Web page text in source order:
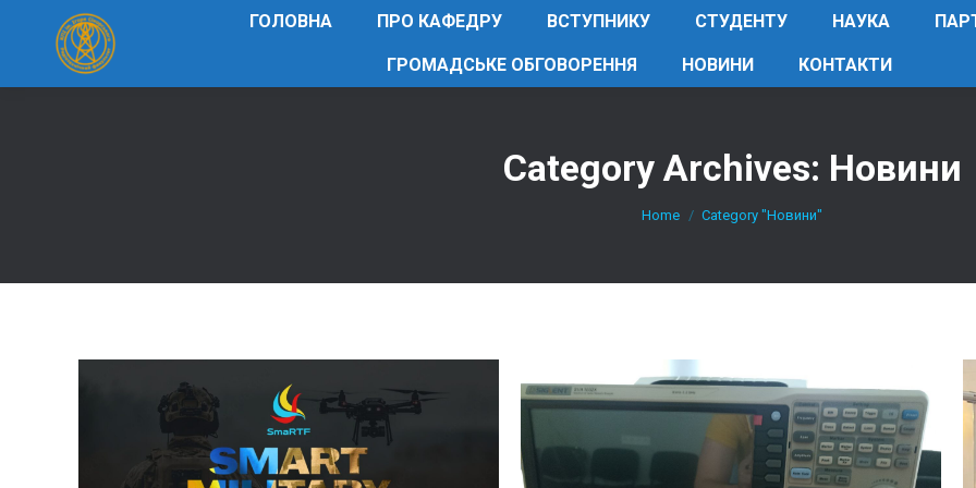
ГОЛОВНА ПРО КАФЕДРУ ВСТУПНИКУ СТУДЕНТУ НАУКА
ГРОМАДСЬКЕ ОБГОВОРЕННЯ НОВИНИ КОНТАКТИ
Category Archives: Новини
Home Category "Новини"